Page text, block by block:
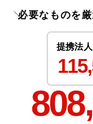
必要なものを
提携法